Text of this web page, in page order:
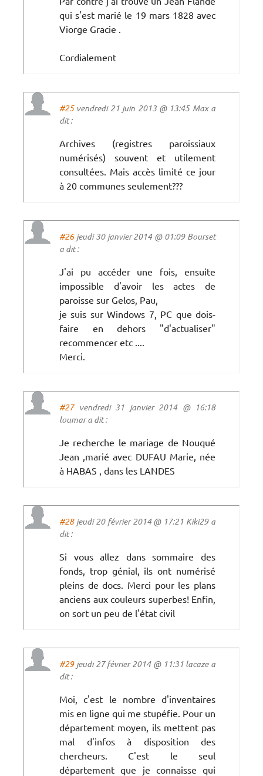
qui s'est marié le 19 mars 1828 avec
Viorge Gracie .
Cordialement
#25vendredi 21 juin 2013 @ 13:45 Max a
dit :
Archives (registres paroissiaux
numérisés) souvent et utilement
consultées. Mais accès limité ce jour
à 20 communes seulement???
#26jeudi 30 janvier 2014 @ 01:09 Bourset
a dit :
J'ai pu accéder une fois, ensuite
impossible d'avoir les actes de
paroisse sur Gelos, Pau,
je suis sur Windows 7, PC que dois-
faire en dehors "d'actualiser"
recommencer etc ....
Merci.
#27vendredi 31 janvier 2014 @ 16:18
loumar a dit :
Je recherche le mariage de Nouqué
Jean ,marié avec DUFAU Marie, née
à HABAS , dans les LANDES
#28jeudi 20 février 2014 @ 17:21 Kiki29 a
dit :
Si vous allez dans sommaire des
fonds, trop génial, ils ont numérisé
pleins de docs. Merci pour les plans
anciens aux couleurs superbes! Enfin,
on sort un peu de l'état civil
#29jeudi 27 février 2014 @ 11:31 lacaze a
dit :
Moi, c'est le nombre d'inventaires
mis en ligne qui me stupéfie. Pour un
département moyen, ils mettent pas
mal d'infos à disposition des
chercheurs. C'est le seul
département que je connaisse qui